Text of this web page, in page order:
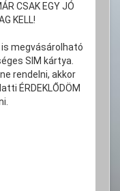
CSAK EGY JÓ
KELL!
megvásárolható
SIM kártya.
rendelni, akkor
ÉRDEKLŐDÖM